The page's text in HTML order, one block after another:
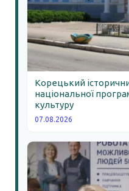
Корецький
національної
культуру
07.08.2026